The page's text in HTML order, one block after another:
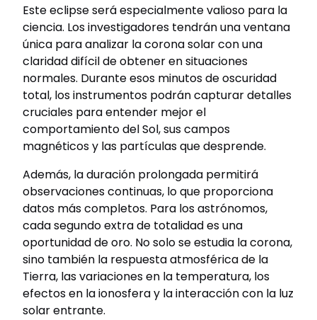
Este eclipse será especialmente valioso para la
ciencia. Los investigadores tendrán una ventana
única para analizar la corona solar con una
claridad difícil de obtener en situaciones
normales. Durante esos minutos de oscuridad
total, los instrumentos podrán capturar detalles
cruciales para entender mejor el
comportamiento del Sol, sus campos
magnéticos y las partículas que desprende.
Además, la duración prolongada permitirá
observaciones continuas, lo que proporciona
datos más completos. Para los astrónomos,
cada segundo extra de totalidad es una
oportunidad de oro. No solo se estudia la corona,
sino también la respuesta atmosférica de la
Tierra, las variaciones en la temperatura, los
efectos en la ionosfera y la interacción con la luz
solar entrante.